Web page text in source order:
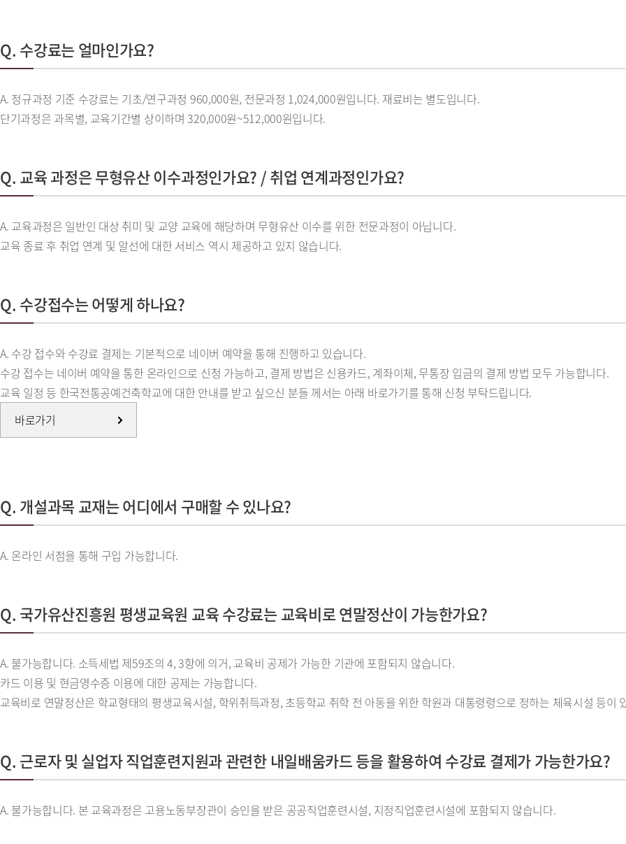
Q. 수강료는 얼마인가요?
A. 정규과정 기준 수강료는 기초/연구과정 960,000원, 전문과정 1,024,000원입니다. 재료비는 별도입니다.
단기과정은 과목별, 교육기간별 상이하며 320,000원~512,000원입니다.
Q. 교육 과정은 무형유산 이수과정인가요? / 취업 연계과정인가요?
A. 교육과정은 일반인 대상 취미 및 교양 교육에 해당하며 무형유산 이수를 위한 전문과정이 아닙니다.
교육 종료 후 취업 연계 및 알선에 대한 서비스 역시 제공하고 있지 않습니다.
Q. 수강접수는 어떻게 하나요?
A. 수강 접수와 수강료 결제는 기본적으로 네이버 예약을 통해 진행하고 있습니다.
수강 접수는 네이버 예약을 통한 온라인으로 신청 가능하고, 결제 방법은 신용카드, 계좌이체, 무통장 입금의 결제 방법 모두 가능합니다.
교육 일정 등 한국전통공예건축학교에 대한 안내를 받고 싶으신 분들 께서는 아래 바로가기를 통해 신청 부탁드립니다.
바로가기
Q. 개설과목 교재는 어디에서 구매할 수 있나요?
A. 온라인 서점을 통해 구입 가능합니다.
Q. 국가유산진흥원 평생교육원 교육 수강료는 교육비로 연말정산이 가능한가요?
A. 불가능합니다. 소득세법 제59조의 4, 3항에 의거, 교육비 공제가 가능한 기관에 포함되지 않습니다.
카드 이용 및 현금영수증 이용에 대한 공제는 가능합니다.
교육비로 연말정산은 학교형태의 평생교육시설, 학위취득과정, 초등학교 취학 전 아동을 위한 학원과 대통령령으로 정하는 체육시설 등이
Q. 근로자 및 실업자 직업훈련지원과 관련한 내일배움카드 등을 활용하여 수강료 결제가 가능한가요?
A. 불가능합니다. 본 교육과정은 고용노동부장관이 승인을 받은 공공직업훈련시설, 지정직업훈련시설에 포함되지 않습니다.